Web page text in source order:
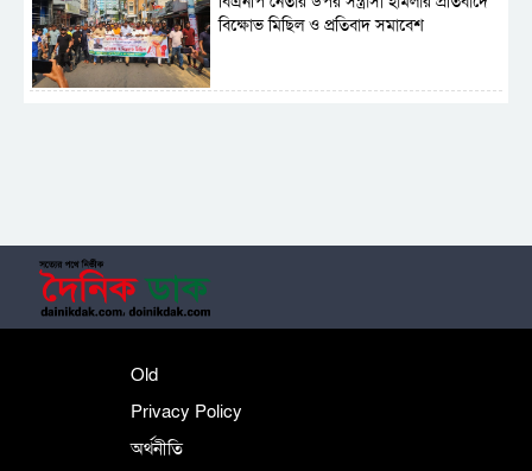
বিক্ষোভ মিছিল ও প্রতিবাদ সমাবেশ
Old
Privacy Policy
অর্থনীতি